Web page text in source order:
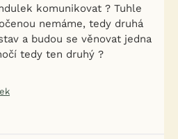
komunikovat ? Tuhle
nemáme, tedy druhá
a budou se věnovat jedna
tedy ten druhý ?